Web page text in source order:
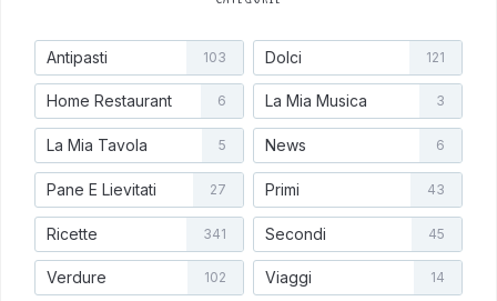
Antipasti 103 Dolci 121
Home Restaurant 6 La Mia Musica 3
La Mia Tavola 5 News 6
Pane E Lievitati 27 Primi 43
Ricette 341 Secondi 45
Verdure 102 Viaggi 14